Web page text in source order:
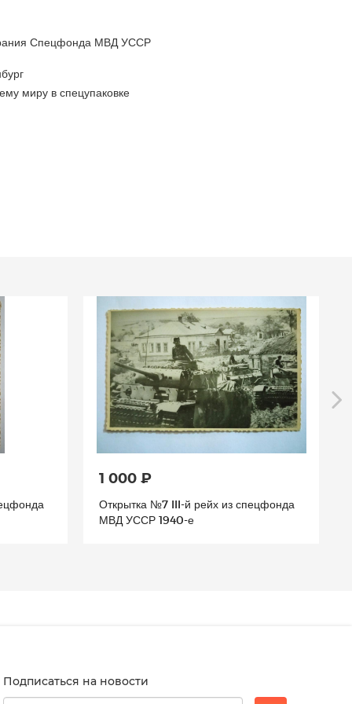
Спецфонда МВД УССР
миру в спецупаковке
1 000 ₽
Открытка №7 III-й рейх из спецфонда
МВД УССР 1940-е
Подписаться на новости